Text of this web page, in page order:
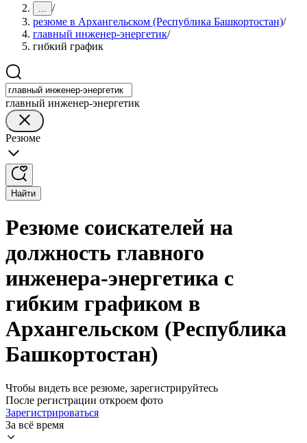
... /
резюме в Архангельском (Республика Башкортостан)/
главный инженер-энергетик/
гибкий график
главный инженер-энергетик
Резюме
Найти
Резюме соискателей на
должность главного
инженера-энергетика с
гибким графиком в
Архангельском (Республика
Башкортостан)
Чтобы видеть все резюме, зарегистрируйтесь
После регистрации откроем фото
Зарегистрироваться
За всё время